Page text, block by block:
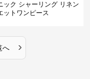
ック シャーリング リネン
ットワンピース
へ ›